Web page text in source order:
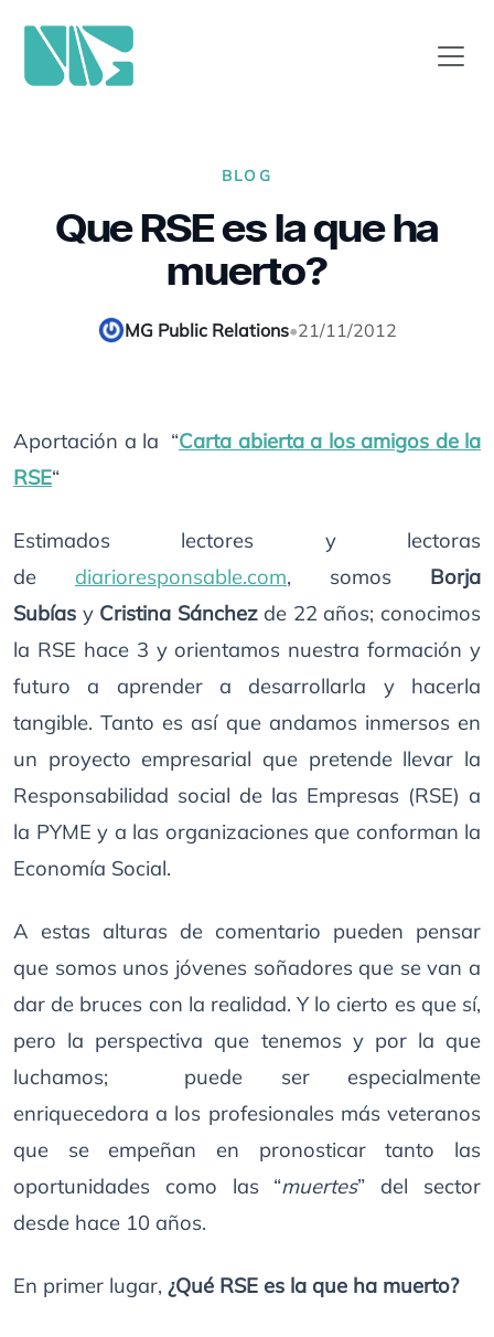
BLOG
Que RSE es la que ha
muerto?
MG Public Relations•21/11/2012
Aportación a la “Carta abierta a los amigos de la
RSE“
Estimados lectores y lectoras
de diarioresponsable.com, somos Borja
Subías y Cristina Sánchezde 22 años; conocimos
la RSE hace 3 y orientamos nuestra formación y
futuro a aprender a desarrollarla y hacerla
tangible. Tanto es así que andamos inmersos en
un proyecto empresarial que pretende llevar la
Responsabilidad social de las Empresas (RSE) a
la PYME y a las organizaciones que conforman la
Economía Social.
A estas alturas de comentario pueden pensar
que somos unos jóvenes soñadores que se van a
dar de bruces con la realidad. Y lo cierto es que sí,
pero la perspectiva que tenemos y por la que
luchamos; puede ser especialmente
enriquecedora a los profesionales más veteranos
que se empeñan en pronosticar tanto las
oportunidades como las “muertes” del sector
desde hace 10 años.
En primer lugar, ¿Qué RSE es la que ha muerto?